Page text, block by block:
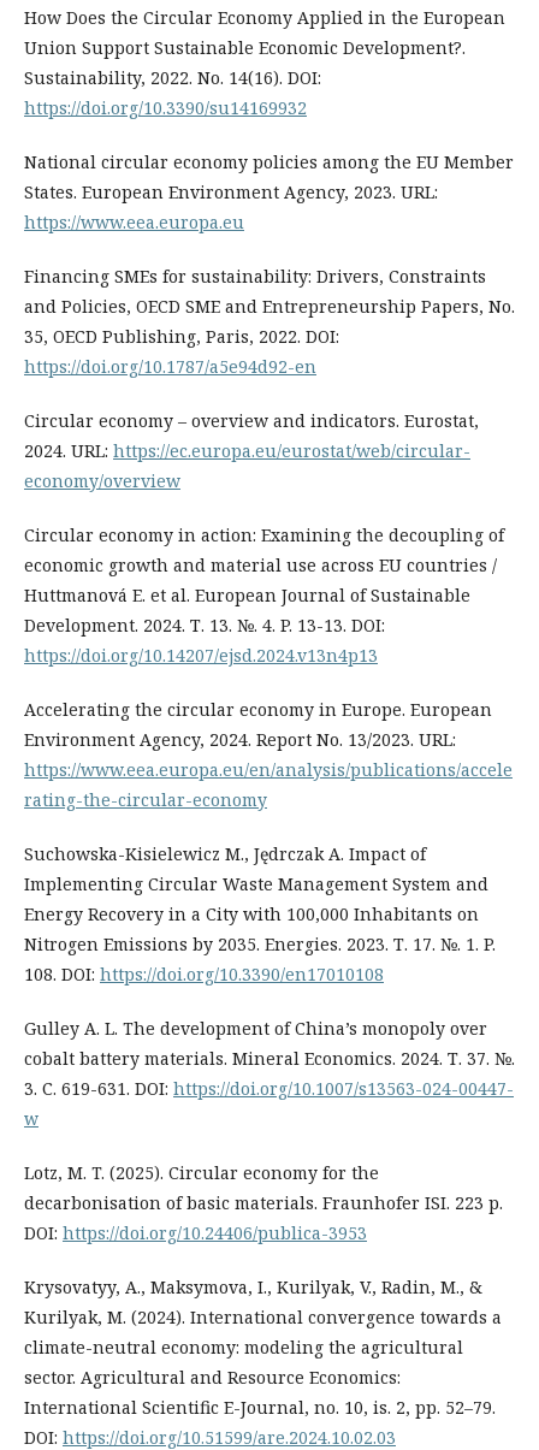
How Does the Circular Economy Applied in the European
Union Support Sustainable Economic Development?.
Sustainability, 2022. No. 14(16). DOI:
https://doi.org/10.3390/su14169932
National circular economy policies among the EU Member
States. European Environment Agency, 2023. URL:
https://www.eea.europa.eu
Financing SMEs for sustainability: Drivers, Constraints
and Policies, OECD SME and Entrepreneurship Papers, No.
35, OECD Publishing, Paris, 2022. DOI:
https://doi.org/10.1787/a5e94d92-en
Circular economy – overview and indicators. Eurostat,
2024. URL: https://ec.europa.eu/eurostat/web/circular-
economy/overview
Circular economy in action: Examining the decoupling of
economic growth and material use across EU countries /
Huttmanová E. et al. European Journal of Sustainable
Development. 2024. Т. 13. №. 4. P. 13-13. DOI:
https://doi.org/10.14207/ejsd.2024.v13n4p13
Accelerating the circular economy in Europe. European
Environment Agency, 2024. Report No. 13/2023. URL:
https://www.eea.europa.eu/en/analysis/publications/accele
rating-the-circular-economy
Suchowska-Kisielewicz M., Jędrczak A. Impact of
Implementing Circular Waste Management System and
Energy Recovery in a City with 100,000 Inhabitants on
Nitrogen Emissions by 2035. Energies. 2023. Т. 17. №. 1. P.
108. DOI: https://doi.org/10.3390/en17010108
Gulley A. L. The development of China’s monopoly over
cobalt battery materials. Mineral Economics. 2024. Т. 37. №.
3. С. 619-631. DOI: https://doi.org/10.1007/s13563-024-00447-
w
Lotz, M. T. (2025). Circular economy for the
decarbonisation of basic materials. Fraunhofer ISI. 223 p.
DOI: https://doi.org/10.24406/publica-3953
Krysovatyy, A., Maksymova, I., Kurilyak, V., Radin, M., &
Kurilyak, M. (2024). International convergence towards a
climate-neutral economy: modeling the agricultural
sector. Agricultural and Resource Economics:
International Scientific E-Journal, no. 10, is. 2, pp. 52–79.
DOI: https://doi.org/10.51599/are.2024.10.02.03